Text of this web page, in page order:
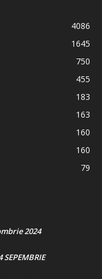
4086
1645
750
455
183
163
160
160
79
2024